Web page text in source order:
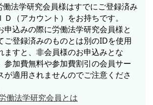
法学研究会員様はすでにご登録済み
Ｄ（アカウント）をお持ちです。
申込みの際に労働法学研究会員様と
ご登録済みのものとは別のIDを使用
ますと、非会員様のお申込みとな
参加費無料や参加費割引の会員サー
が適用されませんのでご注意くださ
働法学研究会員とは